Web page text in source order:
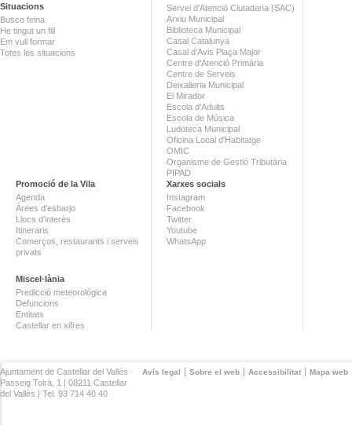
Situacions
Busco feina
He tingut un fill
Em vull formar
Totes les situacions
Servei d'Atenció Ciutadana (SAC)
Arxiu Municipal
Biblioteca Municipal
Casal Catalunya
Casal d'Avis Plaça Major
Centre d'Atenció Primària
Centre de Serveis
Deixalleria Municipal
El Mirador
Escola d'Adults
Escola de Música
Ludoteca Municipal
Oficina Local d'Habitatge
OMIC
Organisme de Gestió Tributària
PIPAD
Promoció de la Vila
Agenda
Àrees d'esbarjo
Llocs d'interès
Itineraris
Comerços, restaurants i serveis
privats
Miscel·lània
Predicció meteorològica
Defuncions
Entitats
Castellar en xifres
Xarxes socials
Instagram
Facebook
Twitter
Youtube
WhatsApp
Avís legal Sobre el web Accessibilitat Mapa web
Ajuntament de Castellar del Vallès ·
Passeig Tolrà, 1 | 08211 Castellar
del Vallès | Tel. 93 714 40 40